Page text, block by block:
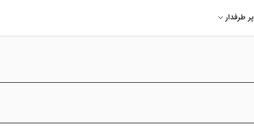
پر طرفدار